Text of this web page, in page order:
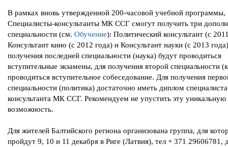
В рамках вновь утвержденной 200-часовой учебной программы,
Специалисты-консультанты МК ССГ смогут получить три
специальности (см. Обучение): Политический консультант (с
Консультант кино (с 2012 года) и Консультант науки (с 2013
получения последней специальности (наука) будут проводиться
вступительные экзамены, для получения второй специальности
проводиться вступительное собеседование. Для получения
специальности (политика) достаточно иметь диплом
консультанта МК ССГ. Рекомендуем не упустить эту уникальную
возможность.
Для жителей Балтийского региона организована группа, для
пройдут 9, 10 и 11 декабря в Риге (Латвия), тел + 371 29606781,